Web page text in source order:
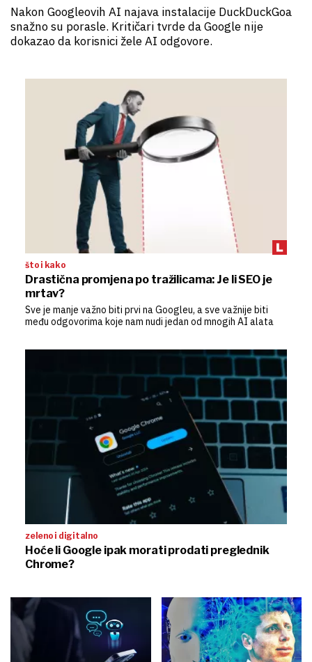
Nakon Googleovih AI najava instalacije DuckDuckGoa
snažno su porasle. Kritičari tvrde da Google nije
dokazao da korisnici žele AI odgovore.
što i kako
Drastična promjena po tražilicama: Je li SEO je
mrtav?
Sve je manje važno biti prvi na Googleu, a sve važnije biti
među odgovorima koje nam nudi jedan od mnogih AI alata
zeleno i digitalno
Hoće li Google ipak morati prodati preglednik
Chrome?